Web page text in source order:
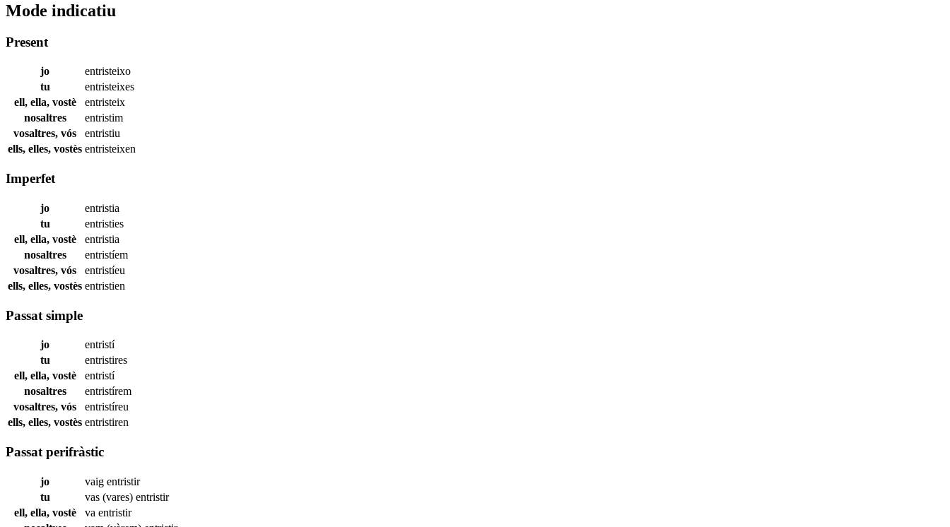
Mode indicatiu
Present
jo
entristeixo
tu
entristeixes
ell, ella, vostè
entristeix
nosaltres
entristim
vosaltres, vós
entristiu
ells, elles, vostès entristeixen
Imperfet
jo
entristia
tu
entristies
ell, ella, vostè
entristia
nosaltres
entristíem
vosaltres, vós
entristíeu
ells, elles, vostès entristien
Passat simple
jo
entristí
tu
entristires
ell, ella, vostè
entristí
nosaltres
entristírem
vosaltres, vós
entristíreu
ells, elles, vostès entristiren
Passat perifràstic
jo vaig entristir
tu
vas (vares) entristir
ell, ella, vostè
va entristir